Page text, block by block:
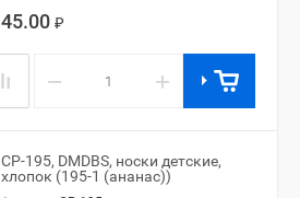
45.00 ₽
− +
CP-195, DMDBS, носки детские,
хлопок (195-1 (ананас))